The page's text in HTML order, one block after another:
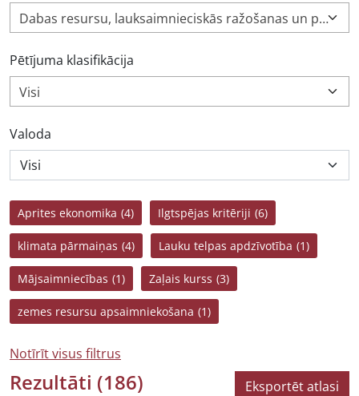
Dabas resursu, lauksaimnieciskās ražošanas un pārstrādes politika (186)
Pētījuma klasifikācija
Visi
Valoda
Aprites ekonomika (4) Ilgtspējas kritēriji (6)
klimata pārmaiņas (4) Lauku telpas apdzīvotība (1)
Mājsaimniecības (1) Zaļais kurss (3)
zemes resursu apsaimniekošana (1)
Notīrīt visus filtrus
Rezultāti (186) Eksportēt atlasi